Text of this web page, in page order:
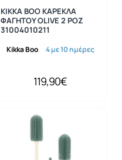
Kikka Boo 4 με 10 ημέρες
KIKKA BOO ΚΑΡΕΚΛΑ
ΦΑΓΗΤΟΥ OLIVE 2 ΡΟΖ
31004010211
119,90€